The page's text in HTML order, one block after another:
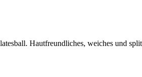
Hautfreundliches, weiches und